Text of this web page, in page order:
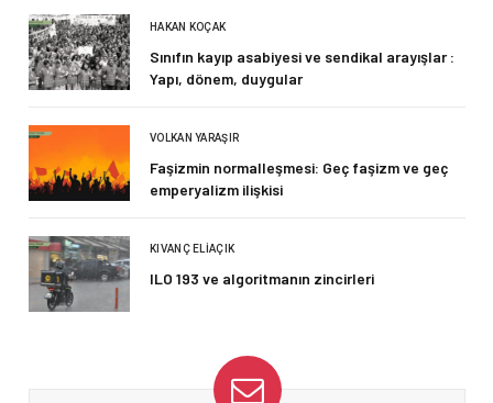
HAKAN KOÇAK
Sınıfın kayıp asabiyesi ve sendikal arayışlar :
Yapı, dönem, duygular
VOLKAN YARAŞIR
Faşizmin normalleşmesi: Geç faşizm ve geç
emperyalizm ilişkisi
KIVANÇ ELIAÇIK
ILO 193 ve algoritmanın zincirleri